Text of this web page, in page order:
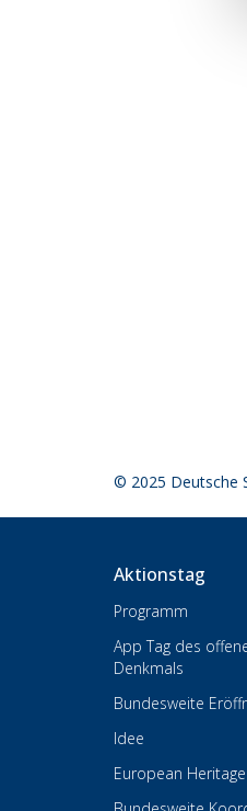
© 2025 Deutsche
Aktionstag
Programm
App Tag des
Denkmals
Bundesweite
Idee
European